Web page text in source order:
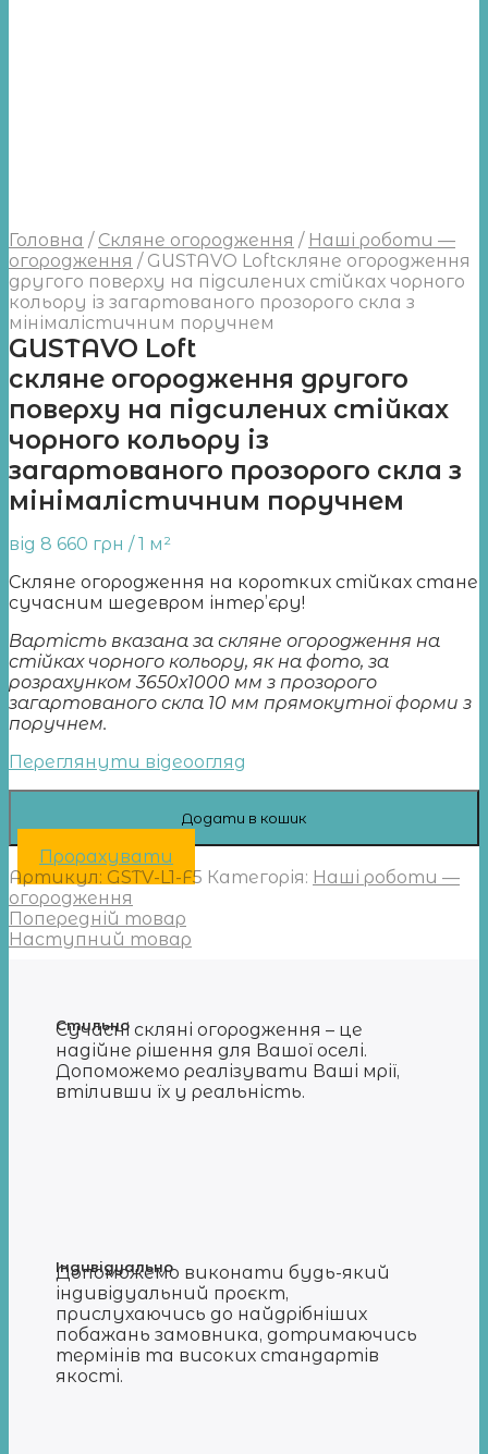
Головна / Скляне огородження / Наші роботи —
огородження /GUSTAVO Loftскляне огородження
другого поверху на підсилених стійках чорного
кольору із загартованого прозорого скла з
мінімалістичним поручнем
GUSTAVO Loft
скляне огородження другого
поверху на підсилених стійках
чорного кольору із
загартованого прозорого скла з
мінімалістичним поручнем
від 8 660 грн / 1 м²
Скляне огородження на коротких стійках стане
сучасним шедевром інтер’єру!
Вартість вказана за скляне огородження на
стійках чорного кольору, як на фото, за
розрахунком 3650х1000 мм з прозорого
загартованого скла 10 мм прямокутної форми з
поручнем.
Переглянути відеоогляд
Додати в кошик
Прорахувати
Артикул: GSTV-L1-F5 Категорія: Наші роботи —
огородження
Попередній товар
Наступний товар
Стильно
Сучасні скляні огородження – це
надійне рішення для Вашої оселі.
Допоможемо реалізувати Ваші мрії,
втіливши їх у реальність.
Індивідуально
Допоможемо виконати будь-який
індивідуальний проєкт,
прислухаючись до найдрібніших
побажань замовника, дотримаючись
термінів та високих стандартів
якості.